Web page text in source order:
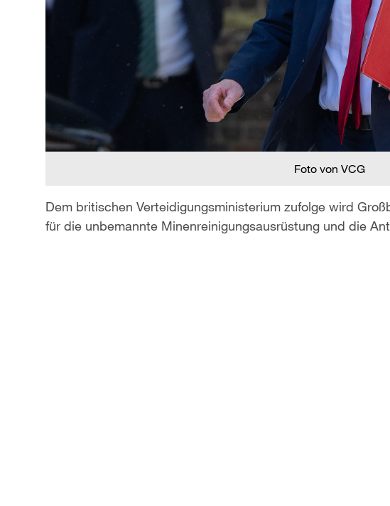
Foto von VCG
Dem britischen Verteidigungsministerium zufolge wird
für die unbemannte Minenreinigungsausrüstung und die